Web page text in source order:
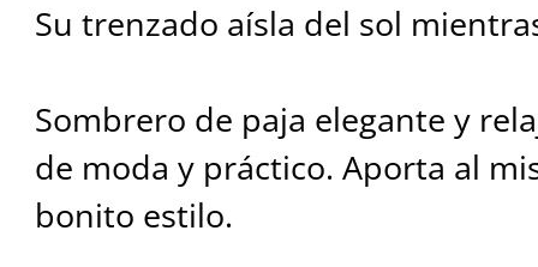
Su trenzado aísla del sol
Sombrero de paja elegante y
de moda y práctico. Aporta al
bonito estilo.